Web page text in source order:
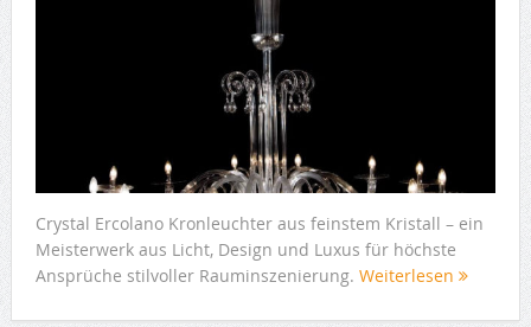
Crystal Ercolano Kronleuchter aus feinstem Kristall – ein
Meisterwerk aus Licht, Design und Luxus für höchste
Ansprüche stilvoller Rauminszenierung. Weiterlesen